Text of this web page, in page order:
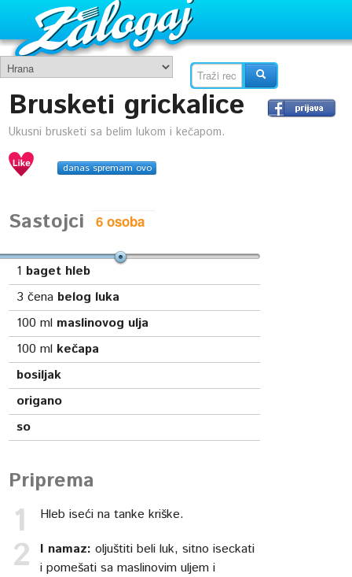
Brusketi grickalice
Ukusni brusketi sa belim lukom i kečapom.
danas spremam ovo
Sastojci
1 baget hleb
3 čena belog luka
100 ml maslinovog ulja
100 ml kečapa
bosiljak
origano
so
Priprema
Hleb iseći na tanke kriške.
I namaz: oljuštiti beli luk, sitno iseckati
i pomešati sa maslinovim uljem i